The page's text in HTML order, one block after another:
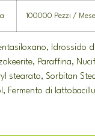
100000 Pezzi / Mese
Idrossido
Paraffina,
stearato, Sorbitan
Fermento di